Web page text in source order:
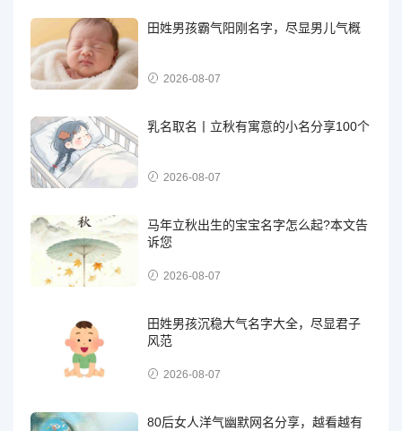
田姓男孩霸气阳刚名字，尽显男儿气概
2026-08-07
乳名取名丨立秋有寓意的小名分享100个
2026-08-07
马年立秋出生的宝宝名字怎么起?本文告
诉您
2026-08-07
田姓男孩沉稳大气名字大全，尽显君子
风范
2026-08-07
80后女人洋气幽默网名分享，越看越有